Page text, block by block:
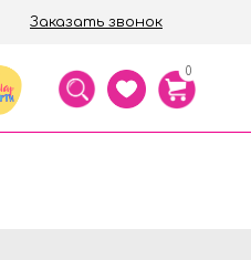
Заказать звонок
0